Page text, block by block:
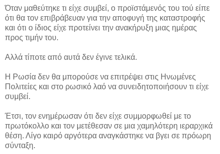
Όταν μαθεύτηκε τι είχε συμβεί, ο προϊστάμενός του τού είπε
ότι θα τον επιβράβευαν για την αποφυγή της καταστροφής
και ότι ο ίδιος είχε προτείνει την ανακήρυξη μιας ημέρας
προς τιμήν του.
Αλλά τίποτε από αυτά δεν έγινε τελικά.
Η Ρωσία δεν θα μπορούσε να επιτρέψει στις Ηνωμένες
Πολιτείες και στο ρωσικό λαό να συνειδητοποιήσουν τι είχε
συμβεί.
Έτσι, τον ενημέρωσαν ότι δεν είχε συμμορφωθεί με το
πρωτόκολλο και τον μετέθεσαν σε μια χαμηλότερη ιεραρχικά
θέση. Λίγο καιρό αργότερα αναγκάστηκε να βγει σε πρόωρη
σύνταξη.